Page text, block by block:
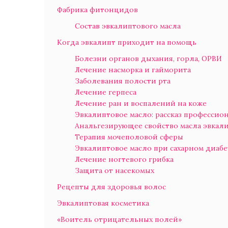
Фабрика фитонцидов
Состав эвкалиптового масла
Когда эвкалипт приходит на помощь
Болезни органов дыхания, горла, ОРВИ
Лечение насморка и гайморита
Заболевания полости рта
Лечение герпеса
Лечение ран и воспалений на коже
Эвкалиптовое масло: рассказ
Анальгезирующее свойство масла
Терапия мочеполовой сферы
Эвкалиптовое масло при сахарном
Лечение ногтевого грибка
Защита от насекомых
Рецепты для здоровья волос
Эвкалиптовая косметика
«Воитель отрицательных полей»